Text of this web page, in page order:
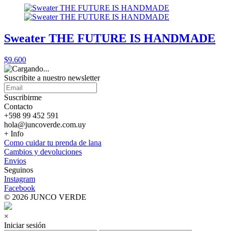
Sweater THE FUTURE IS HANDMADE
$9.600
Suscribite a nuestro newsletter
Suscribirme
Contacto
+598 99 452 591
hola@juncoverde.com.uy
+ Info
Como cuidar tu prenda de lana
Cambios y devoluciones
Envios
Seguinos
Instagram
Facebook
© 2026 JUNCO VERDE
×
Iniciar sesión